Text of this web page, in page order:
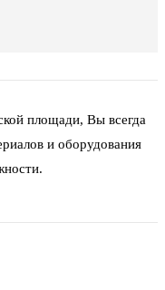
площади, Вы всегда
и оборудования